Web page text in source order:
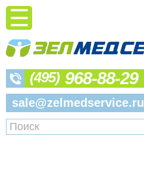
(495) 968-88-29
sale@zelmedservice.ru